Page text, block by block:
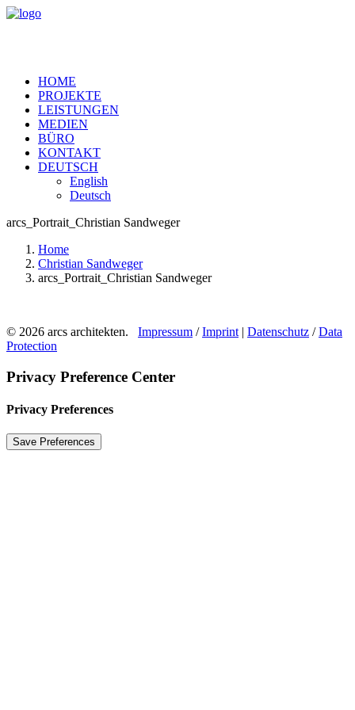
HOME
PROJEKTE
LEISTUNGEN
MEDIEN
BÜRO
KONTAKT
DEUTSCH
English
Deutsch
arcs_Portrait_Christian Sandweger
Home
Christian Sandweger
arcs_Portrait_Christian Sandweger
© 2026 arcs architekten. Impressum /Imprint | Datenschutz /Data
Protection
Privacy Preference Center
Privacy Preferences